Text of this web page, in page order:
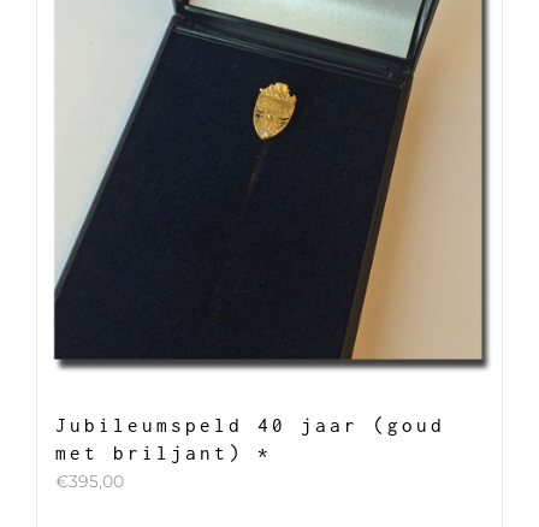
Jubileumspeld 40 jaar (goud
met briljant) *
€395,00